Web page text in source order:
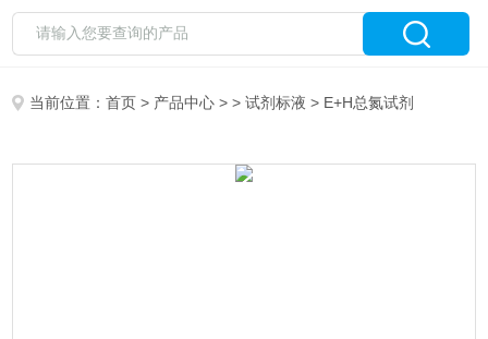
当前位置：首页 > 产品中心 > >试剂标液 > E+H总氮试剂